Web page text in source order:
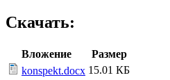
Скачать:
Вложение
Размер
konspekt.docx 15.01 КБ